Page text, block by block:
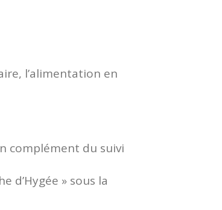
l’alimentation en
complément du suivi
d’Hygée » sous la